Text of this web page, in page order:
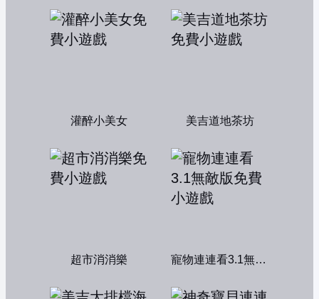
灌醉小美女 美吉道地茶坊
超市消消樂 寵物連連看3.1無敵版